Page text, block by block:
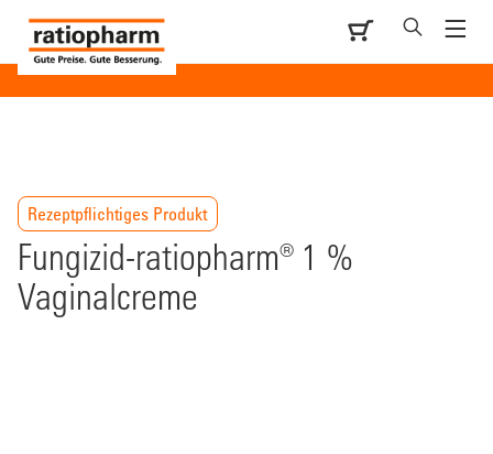
Rezeptpflichtiges Produkt
Fungizid-ratiopharm® 1 %
Vaginalcreme